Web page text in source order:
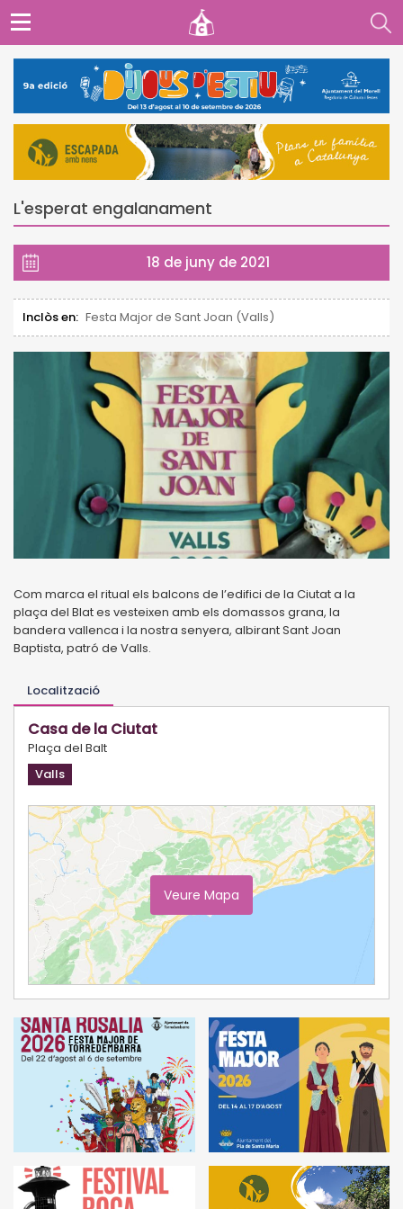
L'esperat engalanament
18 de juny de 2021
Inclòs en: Festa Major de Sant Joan (Valls)
Com marca el ritual els balcons de l’edifici de la Ciutat a la
plaça del Blat es vesteixen amb els domassos grana, la
bandera vallenca i la nostra senyera, albirant Sant Joan
Baptista, patró de Valls.
Localització
Casa de la Ciutat
Plaça del Balt
Valls
Veure Mapa